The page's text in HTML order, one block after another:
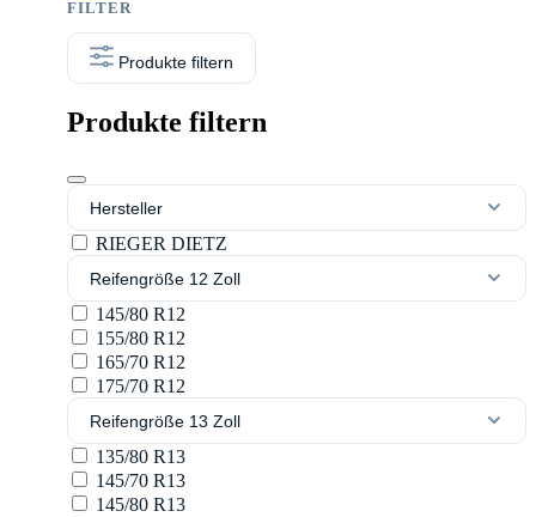
Produkte filtern
Produkte filtern
Hersteller
RIEGER DIETZ
Reifengröße 12 Zoll
145/80 R12
155/80 R12
165/70 R12
175/70 R12
Reifengröße 13 Zoll
135/80 R13
145/70 R13
145/80 R13